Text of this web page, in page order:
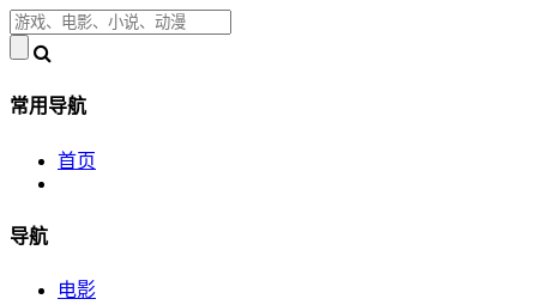
常用导航
首页
导航
电影